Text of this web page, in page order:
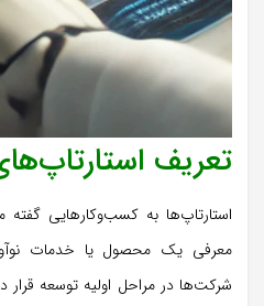
تعریف
استارتاپ‌ها به کسب‌وکارهایی
معرفی یک محصول یا خدمات
شرکت‌ها در مراحل اولیه توسعه قرار